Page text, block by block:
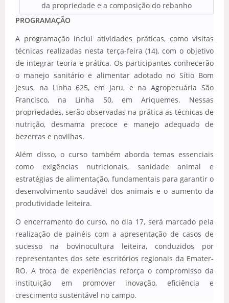
da propriedade e a composição do rebanho
PROGRAMAÇÃO
A programação inclui atividades práticas, como visitas
técnicas realizadas nesta terça-feira (14), com o objetivo
de integrar teoria e prática. Os participantes conhecerão
o manejo sanitário e alimentar adotado no Sítio Bom
Jesus, na Linha 625, em Jaru, e na Agropecuária São
Francisco, na Linha 50, em Ariquemes. Nessas
propriedades, serão observadas na prática as técnicas de
nutrição, desmama precoce e manejo adequado de
bezerras e novilhas.
Além disso, o curso também aborda temas essenciais
como exigências nutricionais, sanidade animal e
estratégias de alimentação, fundamentais para garantir o
desenvolvimento saudável dos animais e o aumento da
produtividade leiteira.
O encerramento do curso, no dia 17, será marcado pela
realização de painéis com a apresentação de casos de
sucesso na bovinocultura leiteira, conduzidos por
representantes dos sete escritórios regionais da Emater-
RO. A troca de experiências reforça o compromisso da
instituição em promover inovação, eficiência e
crescimento sustentável no campo.